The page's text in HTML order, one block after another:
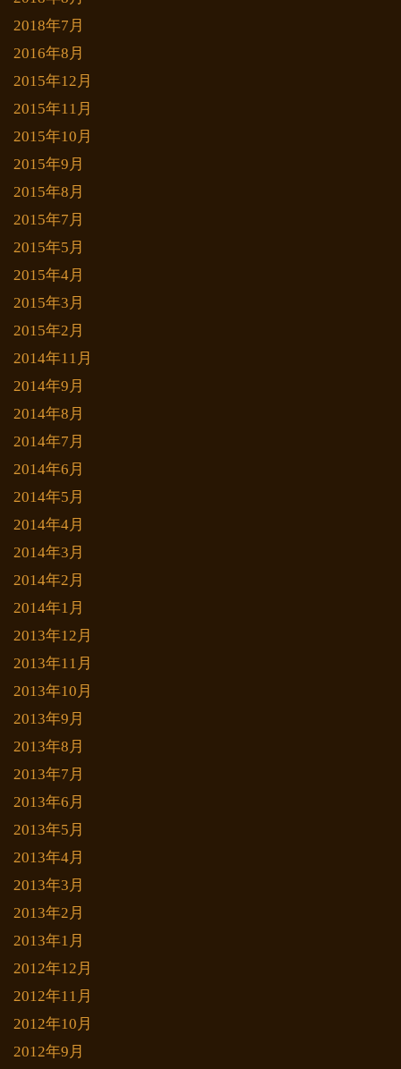
2018年7月
2016年8月
2015年12月
2015年11月
2015年10月
2015年9月
2015年8月
2015年7月
2015年5月
2015年4月
2015年3月
2015年2月
2014年11月
2014年9月
2014年8月
2014年7月
2014年6月
2014年5月
2014年4月
2014年3月
2014年2月
2014年1月
2013年12月
2013年11月
2013年10月
2013年9月
2013年8月
2013年7月
2013年6月
2013年5月
2013年4月
2013年3月
2013年2月
2013年1月
2012年12月
2012年11月
2012年10月
2012年9月